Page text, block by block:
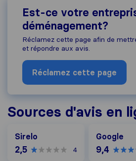
Est-ce votre
déménagement?
Réclamez cette page afin de
et répondre aux avis.
Réclamez cette page
Sources d'avis en
Sirelo
2,5 4
Google
9,4